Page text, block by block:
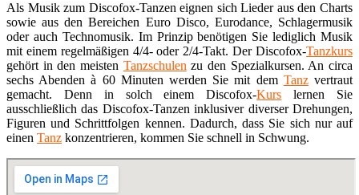
Als Musik zum Discofox-Tanzen eignen sich Lieder aus den Charts
sowie aus den Bereichen Euro Disco, Eurodance, Schlagermusik
oder auch Technomusik. Im Prinzip benötigen Sie lediglich Musik
mit einem regelmäßigen 4/4- oder 2/4-Takt. Der Discofox-Tanzkurs
gehört in den meisten Tanzschulenzu den Spezialkursen. An circa
sechs Abenden à 60 Minuten werden Sie mit dem Tanzvertraut
gemacht. Denn in solch einem Discofox-Kurs lernen Sie
ausschließlich das Discofox-Tanzen inklusiver diverser Drehungen,
Figuren und Schrittfolgen kennen. Dadurch, dass Sie sich nur auf
einen Tanz konzentrieren, kommen Sie schnell in Schwung.